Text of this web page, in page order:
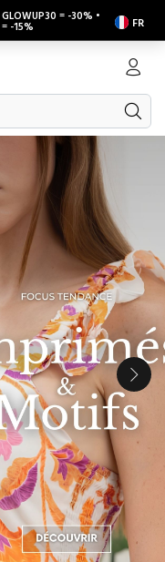
GLOWUP30 = -30% •
= -15% FR